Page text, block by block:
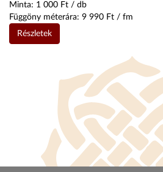
Minta: 1 000 Ft / db
Függöny méterára: 9 990 Ft / fm
Részletek